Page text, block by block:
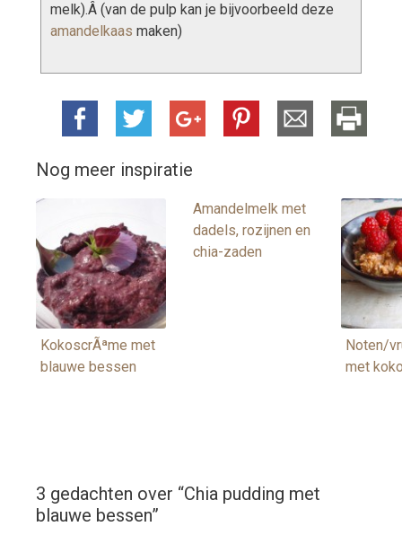
melk).Â (van de pulp kan je bijvoorbeeld deze
amandelkaas maken)
Nog meer inspiratie
KokoscrÃªme met
blauwe bessen
Amandelmelk met
dadels, rozijnen en
chia-zaden
Noten/
met
3 gedachten over “Chia pudding met
blauwe bessen”